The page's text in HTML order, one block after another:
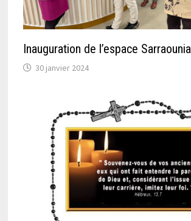
Inauguration de l’espace Sarraounia
30 janvier 2024